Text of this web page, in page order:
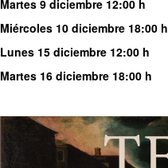
Martes 9 diciembre 12:00 h
Miércoles 10 diciembre 18:00 h
Lunes 15 diciembre 12:00 h
Martes 16 diciembre 18:00 h